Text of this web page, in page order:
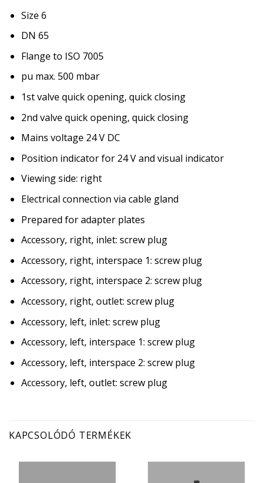
Size 6
DN 65
Flange to ISO 7005
pu max. 500 mbar
1st valve quick opening, quick closing
2nd valve quick opening, quick closing
Mains voltage 24 V DC
Position indicator for 24 V and visual indicator
Viewing side: right
Electrical connection via cable gland
Prepared for adapter plates
Accessory, right, inlet: screw plug
Accessory, right, interspace 1: screw plug
Accessory, right, interspace 2: screw plug
Accessory, right, outlet: screw plug
Accessory, left, inlet: screw plug
Accessory, left, interspace 1: screw plug
Accessory, left, interspace 2: screw plug
Accessory, left, outlet: screw plug
KAPCSOLÓDÓ TERMÉKEK